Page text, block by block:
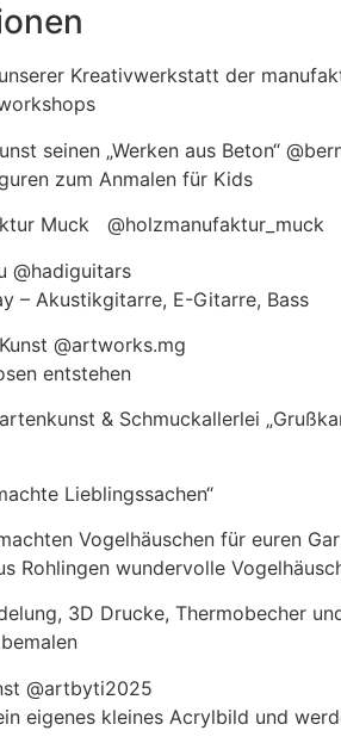
Kreativwerkstatt der
seinen „Werken aus Beton“
zum Anmalen für Kids
Muck @holzmanufaktur_muck
@hadiguitars
– Akustikgitarre, E-Gitarre, Bass
@artworks.mg
entstehen
& Schmuckallerlei
Lieblingssachen“
Vogelhäuschen für euren
Rohlingen wundervolle
3D Drucke, Thermobecher
@artbyti2025
eigenes kleines Acrylbild und